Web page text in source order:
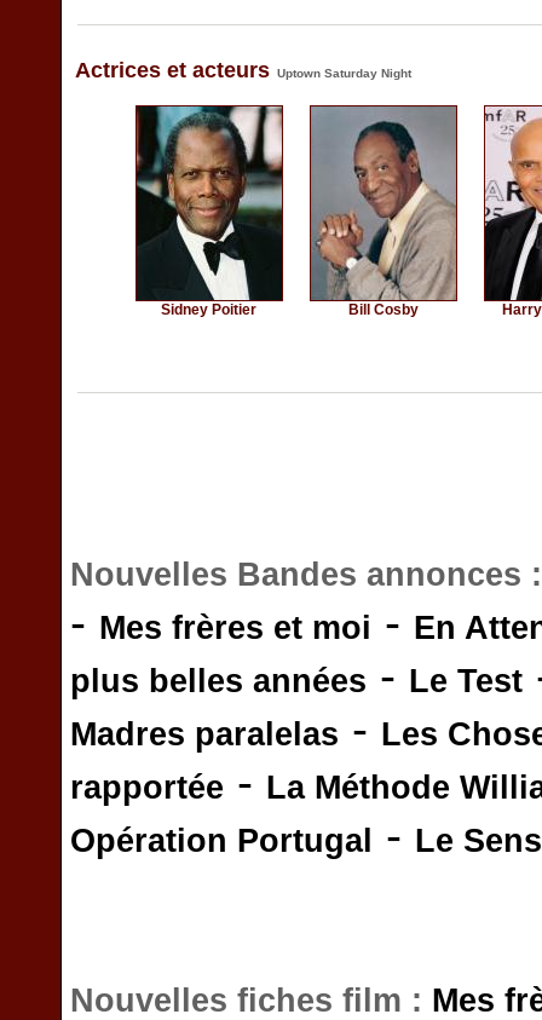
Actrices et acteurs Uptown Saturday Night
Sidney Poitier Bill Cosby
Nouvelles Bandes annonces
- Mes frères et moi - En
plus belles années - Le Test
Madres paralelas - Les
rapportée - La Méthode
Opération Portugal
- Le
Nouvelles fiches film : Mes